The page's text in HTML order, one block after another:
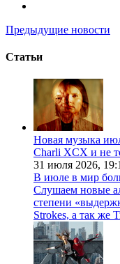
Предыдущие новости
Статьи
Новая музыка
Charli XCX и не
31 июля 2026,
В июле в мир
Слушаем новые
степени
Strokes, а так же